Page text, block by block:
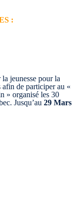
:
jeunesse pour la
afin de participer au «
» organisé les 30
Jusqu’au 29 Mars